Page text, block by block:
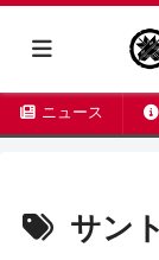
ニュース
サン